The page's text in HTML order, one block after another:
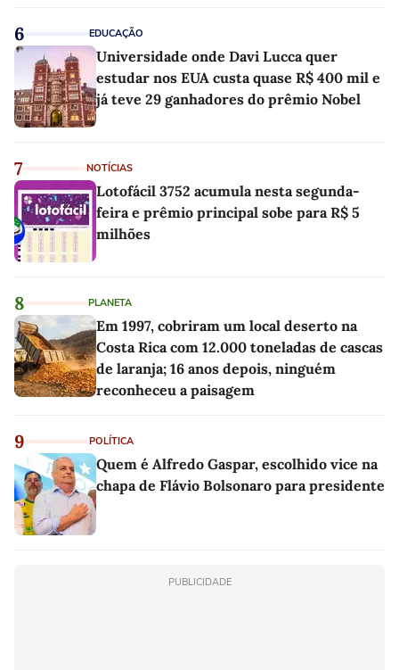
6 EDUCAÇÃO
Universidade onde Davi Lucca quer
estudar nos EUA custa quase R$ 400 mil e
já teve 29 ganhadores do prêmio Nobel
7 NOTÍCIAS
Lotofácil 3752 acumula nesta segunda-
feira e prêmio principal sobe para R$ 5
milhões
8 PLANETA
Em 1997, cobriram um local deserto na
Costa Rica com 12.000 toneladas de cascas
de laranja; 16 anos depois, ninguém
reconheceu a paisagem
9 POLÍTICA
Quem é Alfredo Gaspar, escolhido vice na
chapa de Flávio Bolsonaro para presidente
PUBLICIDADE